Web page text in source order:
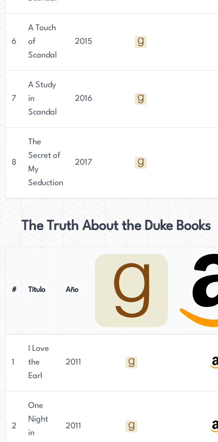
6
A Touch
of
Scandal
2015
7
A Study
in
Scandal
2016
8
The
Secret of
My
Seduction
2017
The Truth About the Duke Books
# Título Año
1
I Love
the
Earl
2011
2
One
Night
in
2011